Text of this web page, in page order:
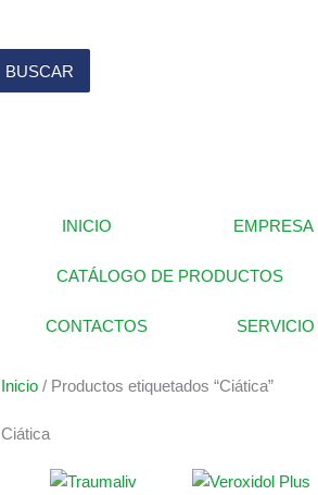
BUSCAR
INICIO EMPRESA
CATÁLOGO DE PRODUCTOS
CONTACTOS
Inicio / Productos etiquetados “Ciática”
Ciática